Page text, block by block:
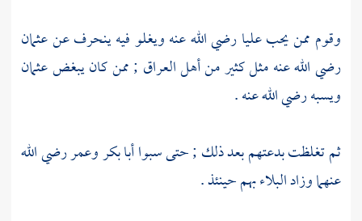
وقوم ممن يحبعليارضي الله عنه ويغلو فيه ينحرف عنعثمان
رضي الله عنه مثل كثير منأهلالعراق ; ممن كان يبغضعثمان
ويسبه رضي الله عنه .
ثم تغلظت بدعتهم بعد ذلك ; حتى سبواأبا بكروعمررضي الله
عنهما وزاد البلاء بهم حينئذ .